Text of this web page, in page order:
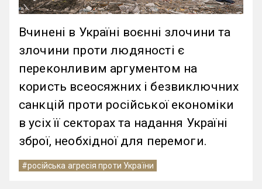
Вчинені в Україні воєнні злочини та
злочини проти людяності є
переконливим аргументом на
користь всеосяжних і безвиключних
санкцій проти російської економіки
в усіх її секторах та надання Україні
зброї, необхідної для перемоги.
#російська агресія проти України